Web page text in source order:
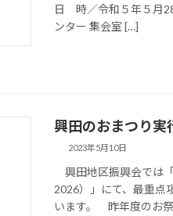
日 時／令和５年５月
ンター 集会室 […]
興田のおまつり
2023年5月10日
興田地区振興会では
2026）」にて、最重点
います。 昨年度のお